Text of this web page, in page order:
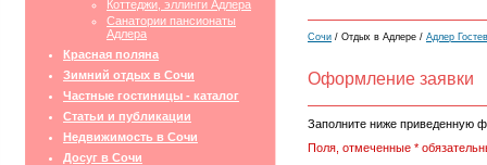
Коттеджи, эллинги Адлера
Санатории пансионаты
Адлера
Красная поляна
Зимний отдых в Сочи
Частные гостиницы - каталог
Статьи и публикации
Недвижимость в Сочи
Досуг в Сочи
Сочи / Отдых в Адлере / Адлер
Оформление заявки
Заполните ниже приведенную
Поля, отмеченные *